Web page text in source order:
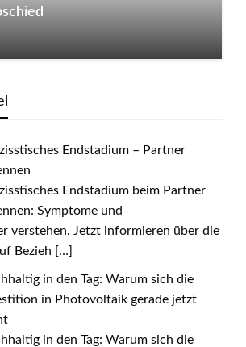
Endstadium – Partner
Endstadium beim Partner
Symptome und
verstehen. Jetzt informieren über die
Bezieh […]
in den Tag: Warum sich die
in Photovoltaik gerade jetzt
in den Tag: Warum sich die